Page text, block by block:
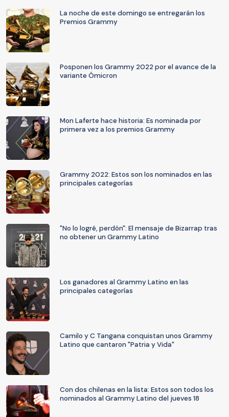
La noche de este domingo se entregarán los
Premios Grammy
Posponen los Grammy 2022 por el avance de la
variante Ómicron
Mon Laferte hace historia: Es nominada por
primera vez a los premios Grammy
Grammy 2022: Estos son los nominados en las
principales categorías
"No lo logré, perdón": El mensaje de Bizarrap tras
no obtener un Grammy Latino
Los ganadores al Grammy Latino en las
principales categorías
Camilo y C Tangana conquistan unos Grammy
Latino que cantaron "Patria y Vida"
Con dos chilenas en la lista: Estos son todos los
nominados al Grammy Latino del jueves 18